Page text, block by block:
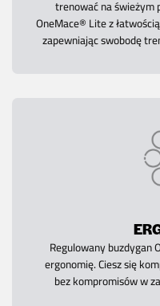
trenować na świeżym
OneMace® Lite z
zapewniając swobodę
Regulowany buzdygan
ergonomię. Ciesz się
bez kompromisów w